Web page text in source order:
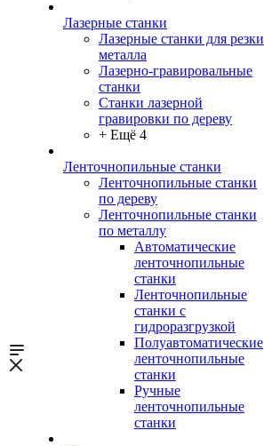
Лазерные станки
Лазерные станки для резки
металла
Лазерно-гравировальные
станки
Станки лазерной
гравировки по дереву
+ Ещё 4
Ленточнопильные станки
Ленточнопильные станки
по дереву
Ленточнопильные станки
по металлу
Автоматические
ленточнопильные
станки
Ленточнопильные
станки с
гидроразгрузкой
Полуавтоматические
ленточнопильные
станки
Ручные
ленточнопильные
станки